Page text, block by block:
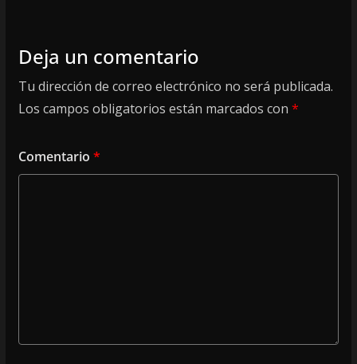
Deja un comentario
Tu dirección de correo electrónico no será publicada.
Los campos obligatorios están marcados con *
Comentario *